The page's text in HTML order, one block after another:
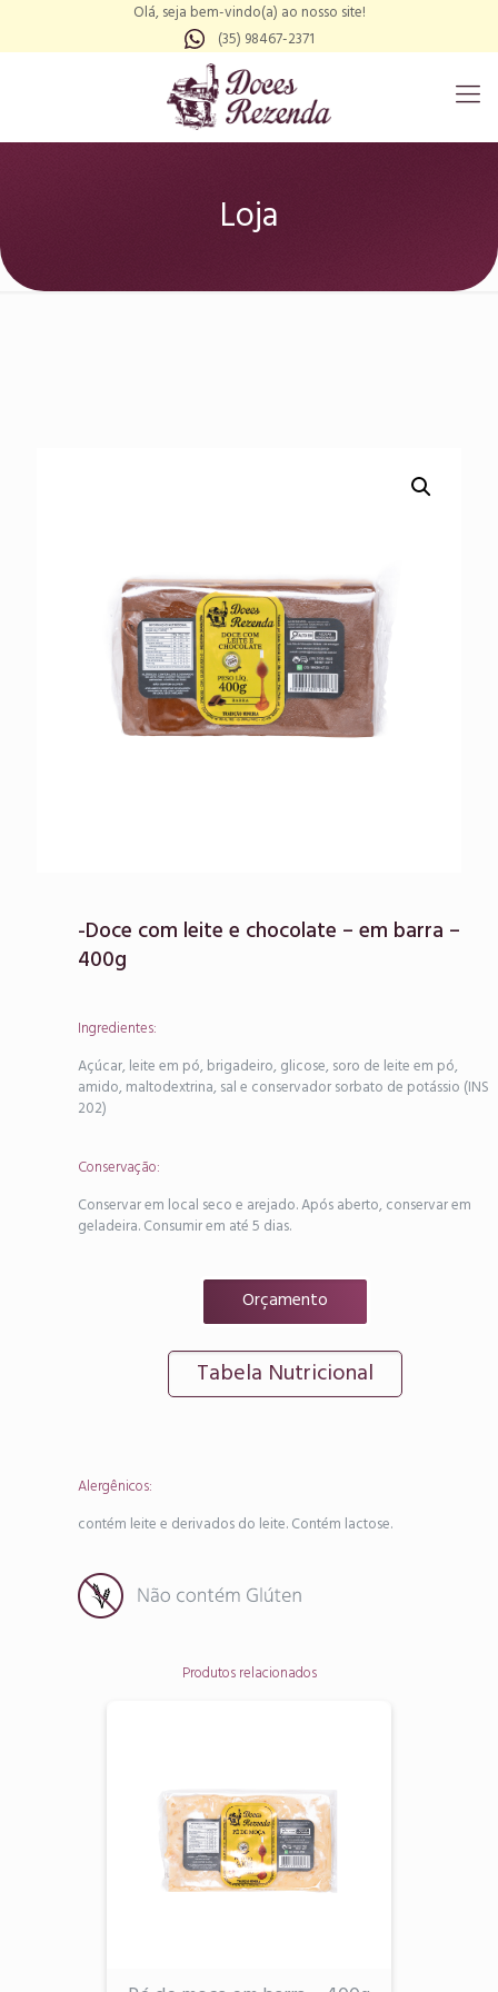
Olá, seja bem-vindo(a) ao nosso site!
(35) 98467-2371
Loja
-Doce com leite e chocolate – em barra –
400g
Ingredientes:
Açúcar, leite em pó, brigadeiro, glicose, soro de leite em pó,
amido, maltodextrina, sal e conservador sorbato de potássio (INS
202)
Conservação:
Conservar em local seco e arejado. Após aberto, conservar em
geladeira. Consumir em até 5 dias.
Orçamento
Tabela Nutricional
Alergênicos:
contém leite e derivados do leite. Contém lactose.
Produtos relacionados